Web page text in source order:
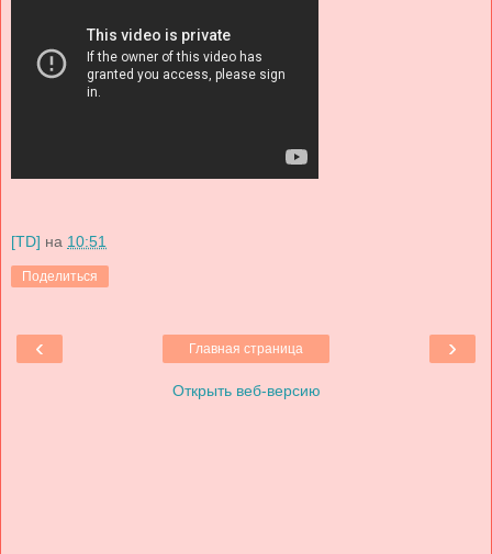
[TD] на 10:51
Поделиться
‹ ›
Главная страница
Открыть веб-версию